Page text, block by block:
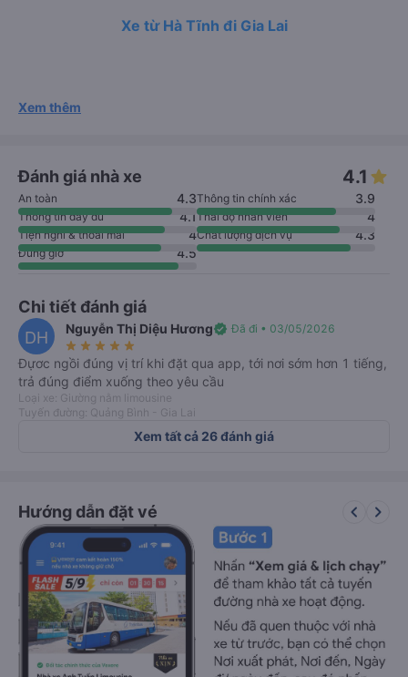
Xe từ Hà Tĩnh đi Gia Lai
Xem thêm
Đánh giá nhà xe 4.1
An toàn 4.3Thông tin chính xác 3.9
Thông tin đầy đủ 4.1Thái độ nhân viên 4
Tiện nghi & thoải mái 4Chất lượng dịch vụ 4.3
Đúng giờ 4.5
Chi tiết đánh giá
DH Nguyễn Thị Diệu Hươngverified Đã đi • 03/05/2026
star_rate star_rate star_rate star_rate star_rate
Đựơc ngồi đúng vị trí khi đặt qua app, tới nơi sớm hơn 1 tiếng,
trả đúng điểm xuống theo yêu cầu
Loại xe: Giường nằm limousine
Tuyến đường: Quảng Bình - Gia Lai
Xem tất cả 26 đánh giá
Hướng dẫn đặt vé keyboard_arrow_left keyboard_arrow_right